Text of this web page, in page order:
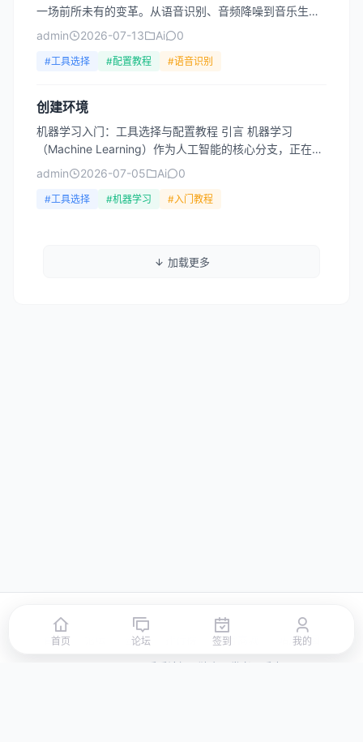
一场前所未有的变革。从语音识别、音频降噪到音乐生成
和声音克隆，AI工具为创作者、工程师和普通用户提供了
admin 2026-07-13 Ai 0
#工具选择 #配置教程 #语音识别
创建环境
机器学习入门：工具选择与配置教程 引言 机器学习
（Machine Learning）作为人工智能的核心分支，正在深
刻改变各行各业。从推荐系统到自动驾驶，从语音识...
admin 2026-07-05 Ai 0
#工具选择 #机器学习 #入门教程
加载更多
首页 签到 积分商城 站点地图
© 2026 LLBBS 乐乐论坛 · 独立开发者阿乐出品
首页 论坛 签到 我的